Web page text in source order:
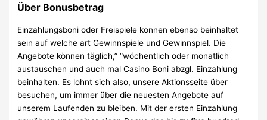
Über Bonusbetrag
Einzahlungsboni oder Freispiele können ebenso beinhaltet
sein auf welche art Gewinnspiele und Gewinnspiel. Die
Angebote können täglich,” “wöchentlich oder monatlich
austauschen und auch mal Casino Boni abzgl. Einzahlung
beinhalten. Es lohnt sich also, unsere Aktionsseite über
besuchen, um immer über die neuesten Angebote auf
unserem Laufenden zu bleiben. Mit der ersten Einzahlung